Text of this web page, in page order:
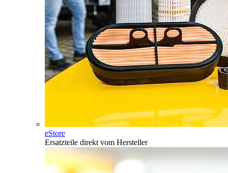
eStore
Ersatzteile direkt vom Hersteller